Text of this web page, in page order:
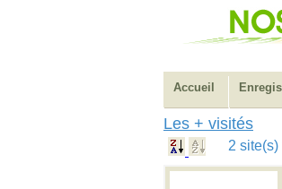
Accueil
Les + visités
2